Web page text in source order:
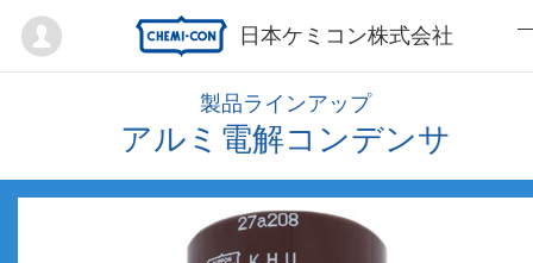
日本ケミコン株式会社
Mypage
製品ラインアップ
アルミ電解コンデンサ